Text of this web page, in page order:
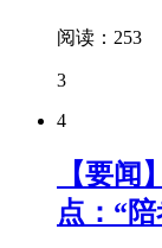
阅读：253
3
4
【要闻
点：“